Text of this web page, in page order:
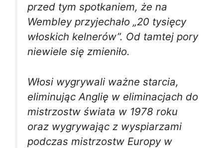
przed tym spotkaniem, że na
Wembley przyjechało „20 tysięcy
włoskich kelnerów”. Od tamtej pory
niewiele się zmieniło.
Włosi wygrywali ważne starcia,
eliminując Anglię w eliminacjach do
mistrzostw świata w 1978 roku
oraz wygrywając z wyspiarzami
podczas mistrzostw Europy w